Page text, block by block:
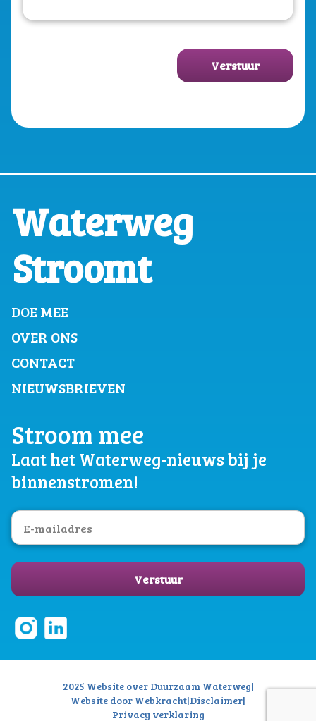
Verstuur
Waterweg
Stroomt
DOE MEE
OVER ONS
CONTACT
NIEUWSBRIEVEN
Stroom mee
Laat het Waterweg-nieuws bij je
binnenstromen!
Verstuur
2025 Website over Duurzaam Waterweg|
Website door Webkracht|Disclaimer|
Privacy verklaring